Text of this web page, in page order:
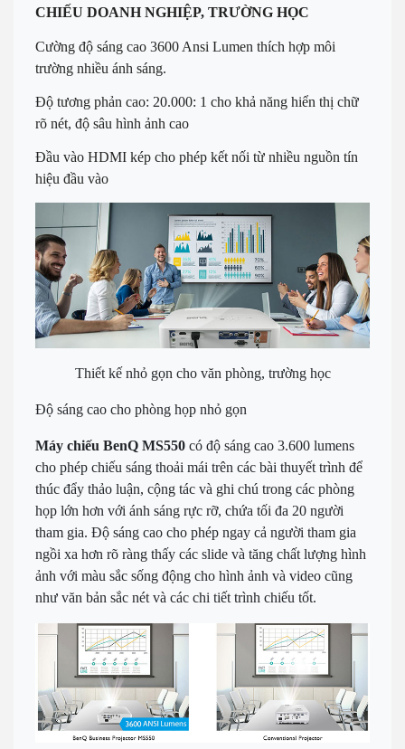
CHIẾU DOANH NGHIỆP, TRƯỜNG HỌC
Cường độ sáng cao 3600 Ansi Lumen thích hợp môi
trường nhiều ánh sáng.
Độ tương phản cao: 20.000: 1 cho khả năng hiển thị chữ
rõ nét, độ sâu hình ảnh cao
Đầu vào HDMI kép cho phép kết nối từ nhiều nguồn tín
hiệu đầu vào
Thiết kế nhỏ gọn cho văn phòng, trường học
Độ sáng cao cho phòng họp nhỏ gọn
Máy chiếu BenQ MS550 có độ sáng cao 3.600 lumens
cho phép chiếu sáng thoải mái trên các bài thuyết trình để
thúc đẩy thảo luận, cộng tác và ghi chú trong các phòng
họp lớn hơn với ánh sáng rực rỡ, chứa tối đa 20 người
tham gia. Độ sáng cao cho phép ngay cả người tham gia
ngồi xa hơn rõ ràng thấy các slide và tăng chất lượng hình
ảnh với màu sắc sống động cho hình ảnh và video cũng
như văn bản sắc nét và các chi tiết trình chiếu tốt.